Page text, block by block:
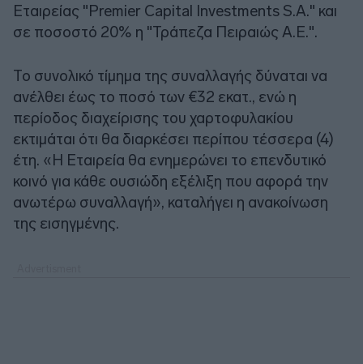
Εταιρείας "Premier Capital Investments S.A." και
σε ποσοστό 20% η "Τράπεζα Πειραιώς Α.Ε.".
Το συνολικό τίμημα της συναλλαγής δύναται να
ανέλθει έως το ποσό των €32 εκατ., ενώ η
περίοδος διαχείρισης του χαρτοφυλακίου
εκτιμάται ότι θα διαρκέσει περίπου τέσσερα (4)
έτη. «Η Εταιρεία θα ενημερώνει το επενδυτικό
κοινό για κάθε ουσιώδη εξέλιξη που αφορά την
ανωτέρω συναλλαγή», καταλήγει η ανακοίνωση
της εισηγμένης.